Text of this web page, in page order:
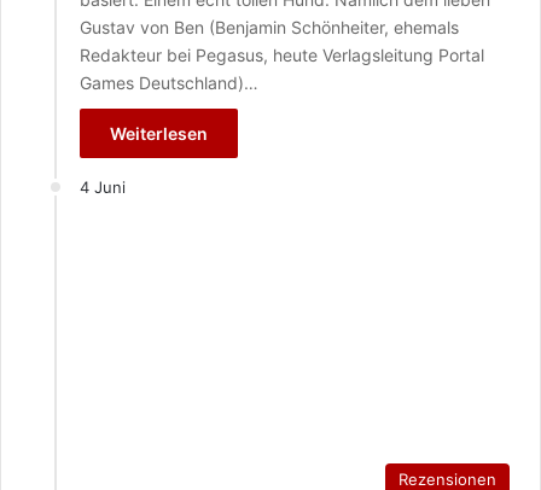
Gustav von Ben (Benjamin Schönheiter, ehemals
Redakteur bei Pegasus, heute Verlagsleitung Portal
Games Deutschland)…
Weiterlesen
4 Juni
Rezensionen